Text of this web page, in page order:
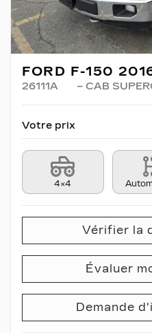
FORD F-150
26111A – CAB
Votre prix
4×4
Vérifier la
Évaluer
Demande